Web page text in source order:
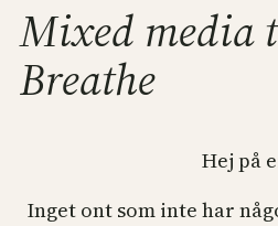
Mixed media
Breathe
Hej på
Inget ont som inte har